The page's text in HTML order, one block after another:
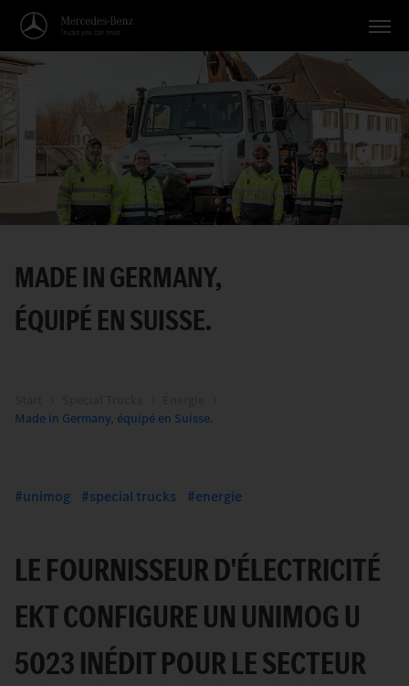
Applications
Thèmes
Service
Français
MADE IN GERMANY,
ÉQUIPÉ EN SUISSE.
Made in Germany, équipé en Suisse.
unimog special trucks energie
LE FOURNISSEUR D'ÉLECTRICITÉ
EKT CONFIGURE UN UNIMOG U
5023 INÉDIT POUR LE SECTEUR